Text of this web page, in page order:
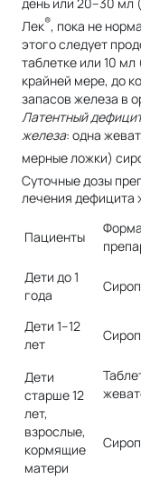
Лек®, пока не
этого следует
таблетке или 10
крайней мере, до
запасов железа в
Латентный
железа: одна
мерные ложки)
Суточные дозы
лечения дефицита
Пациенты
Форма
Дети до 1
года
Сироп
Дети 1–12
лет
Сироп
Дети
старше 12
лет,
взрослые,
кормящие
матери
Сироп